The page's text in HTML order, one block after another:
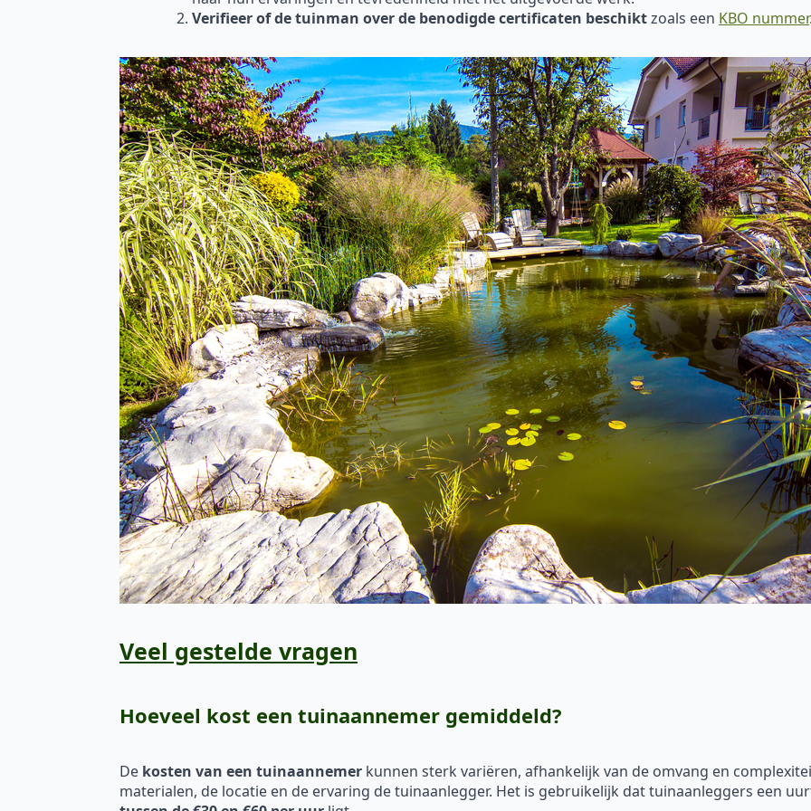
Verifieer of de tuinman over de benodigde certificaten beschiktzoals een KBO nummer
Veel gestelde vragen
Hoeveel kost een tuinaannemer gemiddeld?
De kosten van een tuinaannemer kunnen sterk variëren, afhankelijk van de omvang en
materialen, de locatie en de ervaring de tuinaanlegger. Het is gebruikelijk dat tuinaanleggers een